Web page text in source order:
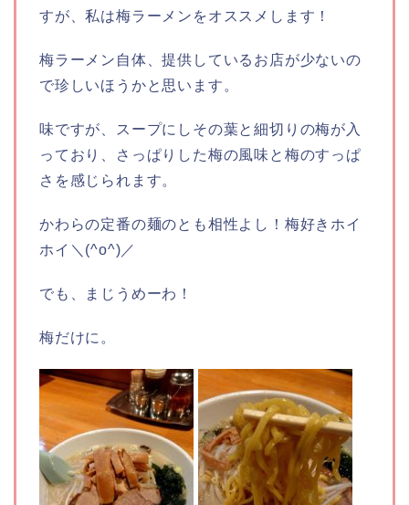
すが、私は梅ラーメンをオススメします！
梅ラーメン自体、提供しているお店が少ないの
で珍しいほうかと思います。
味ですが、スープにしその葉と細切りの梅が入
っており、さっぱりした梅の風味と梅のすっぱ
さを感じられます。
かわらの定番の麺のとも相性よし！梅好きホイ
ホイ＼(^o^)／
でも、まじうめーわ！
梅だけに。